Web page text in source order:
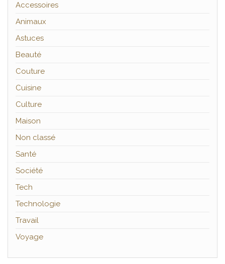
Accessoires
Animaux
Astuces
Beauté
Couture
Cuisine
Culture
Maison
Non classé
Santé
Société
Tech
Technologie
Travail
Voyage